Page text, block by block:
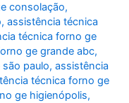
consolação,
,assistência técnica
técnica forno ge
ge grande abc,
paulo,assistência
técnica forno ge
ge higienópolis,